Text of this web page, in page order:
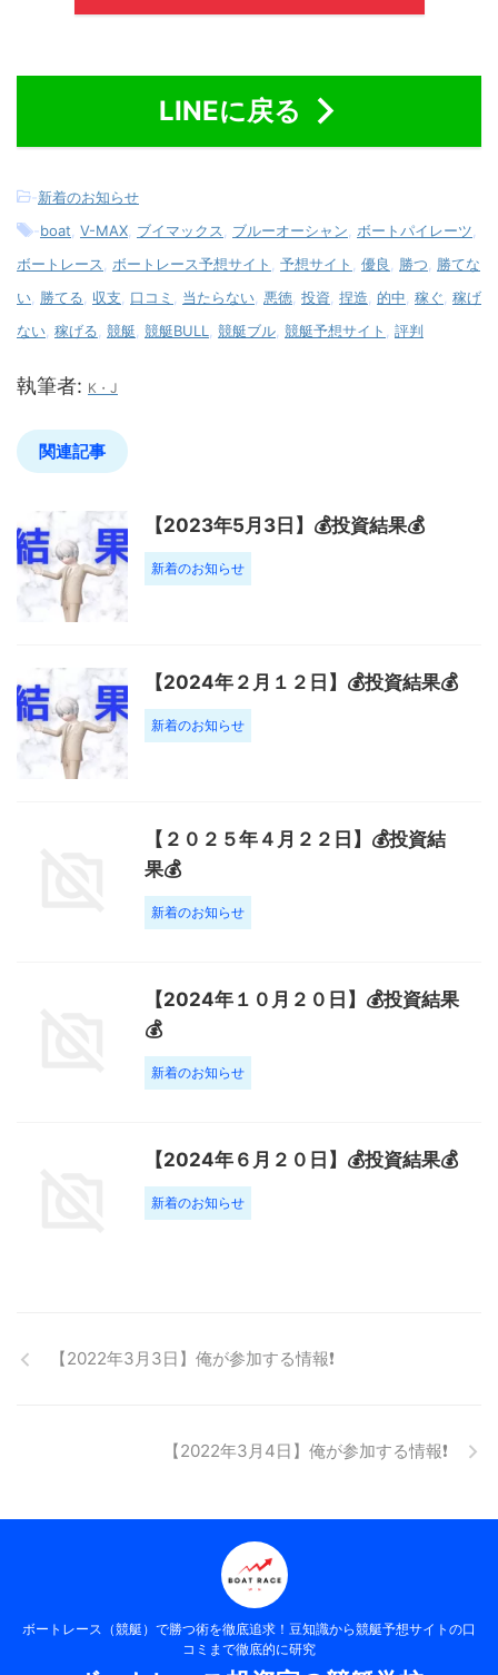
LINEに戻る
-新着のお知らせ
-boat V-MAX ブイマックス ブルーオーシャン ボートパイレーツ
ボートレース
ボートレース予想サイト 予想サイト 優良 勝つ
勝てな
い 勝てる 収支 口コミ 当たらない 悪徳 投資 捏造 的中 稼ぐ 稼げ
ない 稼げる 競艇 競艇BULL 競艇ブル 競艇予想サイト 評判
執筆者: K・J
関連記事
【2023年5月3日】💰投資結果💰
新着のお知らせ
【2024年２月１２日】💰投資結果💰
新着のお知らせ
【２０２５年４月２２日】💰投資結
果💰
新着のお知らせ
【2024年１０月２０日】💰投資結果
💰
新着のお知らせ
【2024年６月２０日】💰投資結果💰
新着のお知らせ
【2022年3月3日】俺が参加する情報❗️
【2022年3月4日】俺が参加する情報❗️
ボートレース（競艇）で勝つ術を徹底追求！豆知識から競艇予想サイトの口
コミまで徹底的に研究